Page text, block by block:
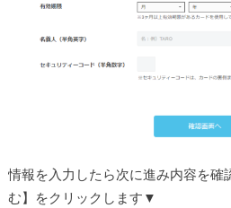
情報を入力したら次に進み内容を確
む】をクリックします▼